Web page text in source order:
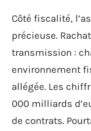
Côté fiscalité,
précieuse.
transmission :
environnement
allégée. Les
000 milliards
de contrats.